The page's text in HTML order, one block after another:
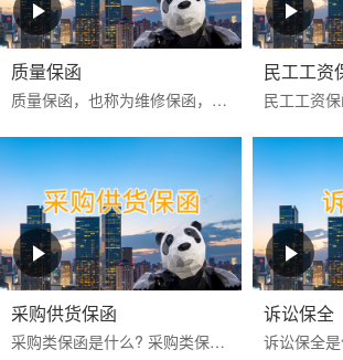
质量保函
‌质量保函‌，也称为维修保函，是指应供货方或承建人申请，向买方或业主保证，如货物或工程的质量不符合合同约定而卖方或承建人又不能依约更换或修理时，按买方或业主的索...
民工工资
采购供货保函
采购类保函是什么? 采购类保函一般在采购供货项目中出现得比较多，通常有投标保函、履约保函、预付款保函、质量保修保函等。 采购类保函的做用 采购类保函主要保证业主方的...
诉讼保全